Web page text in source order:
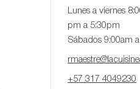
Lunes a viernes
pm a 5:30pm
Sábados 9:00am
+57 317 4049230